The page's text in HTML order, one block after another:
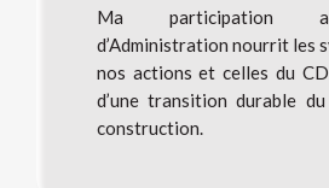
Ma participation
d’Administration nourrit les
nos actions et celles du
d’une transition durable
construction.